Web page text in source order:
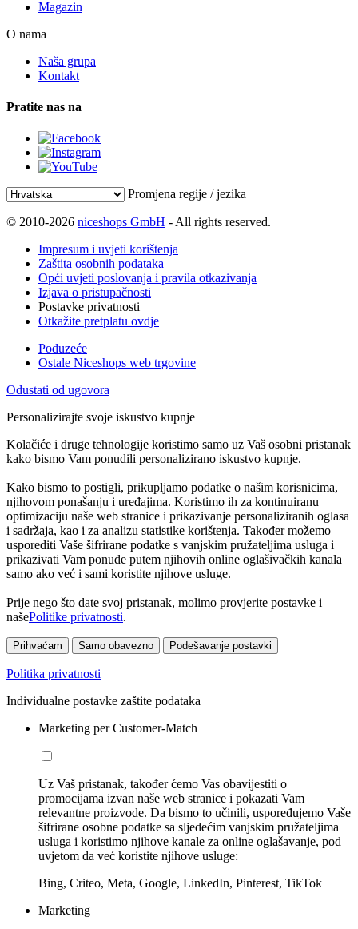
Magazin
O nama
Naša grupa
Kontakt
Pratite nas na
Promjena regije / jezika
© 2010-2026 niceshops GmbH - All rights reserved.
Impresum i uvjeti korištenja
Zaštita osobnih podataka
Opći uvjeti poslovanja i pravila otkazivanja
Izjava o pristupačnosti
Postavke privatnosti
Otkažite pretplatu ovdje
Poduzeće
Ostale Niceshops web trgovine
Odustati od ugovora
Personalizirajte svoje iskustvo kupnje
Kolačiće i druge tehnologije koristimo samo uz Vaš osobni pristanak
kako bismo Vam ponudili personalizirano iskustvo kupnje.
Kako bismo to postigli, prikupljamo podatke o našim korisnicima,
njihovom ponašanju i uređajima. Koristimo ih za kontinuiranu
optimizaciju naše web stranice i prikazivanje personaliziranih oglasa
i sadržaja, kao i za analizu statistike korištenja. Također možemo
usporediti Vaše šifrirane podatke s vanjskim pružateljima usluga i
prikazivati Vam ponude putem njihovih online oglašivačkih kanala
samo ako već i sami koristite njihove usluge.
Prije nego što date svoj pristanak, molimo provjerite postavke i
našePolitike privatnosti.
Prihvaćam Samo obavezno Podešavanje postavki
Politika privatnosti
Individualne postavke zaštite podataka
Marketing per Customer-Match
Uz Vaš pristanak, također ćemo Vas obavijestiti o
promocijama izvan naše web stranice i pokazati Vam
relevantne proizvode. Da bismo to učinili, uspoređujemo Vaše
šifrirane osobne podatke sa sljedećim vanjskim pružateljima
usluga i koristimo njihove kanale za online oglašavanje, pod
uvjetom da već koristite njihove usluge:
Bing, Criteo, Meta, Google, LinkedIn, Pinterest, TikTok
Marketing